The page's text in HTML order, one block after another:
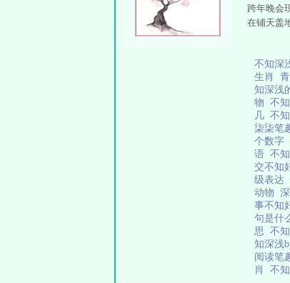
跨年晚会
在铺天盖
不知深
生肖
知深浅
物 不
几 不
柒柒笔
个数字
语 不
交不知
级表达
动物
事不知
句是什
思 不
知深浅
阅读笔
肖 不